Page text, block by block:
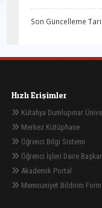
Son Güncelleme
Hızlı Erişimler
Kütahya Dumlupınar
Merkez Kütüphane
Öğrenci Bilgi Sistemi
Öğrenci İşleri Daire
Akademik Portal
Memnuniyet Bildirim